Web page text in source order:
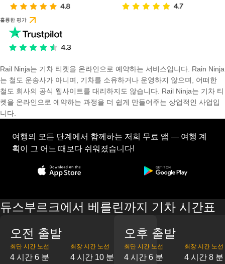
훌륭한 평가
Rail Ninja는 기차 티켓을 온라인으로 예약하는 서비스입니다. Rain Ninja
는 철도 운송사가 아니며, 기차를 소유하거나 운영하지 않으며, 어떠한
철도 회사의 공식 웹사이트를 대리하지도 않습니다. Rail Ninja는 기차 티
켓을 온라인으로 예약하는 과정을 더 쉽게 만들어주는 상업적인 사업입
니다.
여행의 모든 단계에서 함께하는 저희 무료 앱 — 여행 계
획이 그 어느 때보다 쉬워졌습니다!
듀스부르크에서 베를린까지 기차 시간표
오전 출발
최단 시간 노선
4 시간 6 분
최장 시간 노선
4 시간 10 분
오후 출발
최단 시간 노선
4 시간 6 분
최장 시간 노선
4 시간 8 분